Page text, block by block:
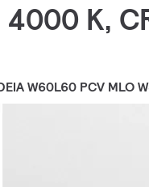
K,
W60L60 PCV MLO